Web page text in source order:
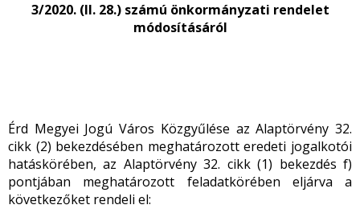
3/2020. (II. 28.) számú önkormányzati rendelet
módosításáról
Érd Megyei Jogú Város Közgyűlése az Alaptörvény 32.
cikk (2) bekezdésében meghatározott eredeti jogalkotói
hatáskörében, az Alaptörvény 32. cikk (1) bekezdés f)
pontjában meghatározott feladatkörében eljárva a
következőket rendeli el: